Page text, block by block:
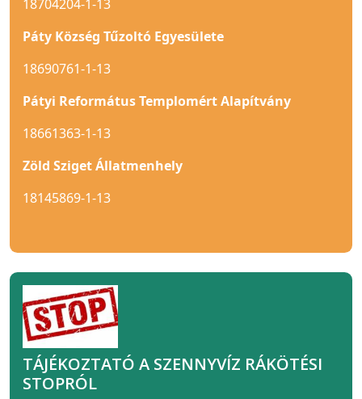
18704204-1-13
Páty Község Tűzoltó Egyesülete
18690761-1-13
Pátyi Református Templomért Alapítvány
18661363-1-13
Zöld Sziget Állatmenhely
18145869-1-13
TÁJÉKOZTATÓ A SZENNYVÍZ RÁKÖTÉSI
STOPRÓL